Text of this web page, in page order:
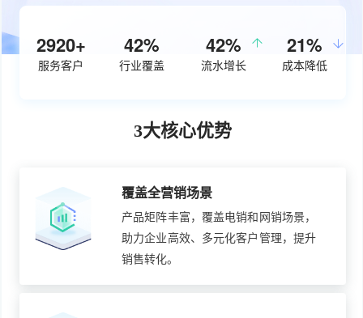
3720+
服务客户
53%
行业覆盖
50%
流水增长
26%
成本降低
3大核心优势
覆盖全营销场景
产品矩阵丰富，覆盖电销和网销场景，
助力企业高效、多元化客户管理，提升
销售转化。